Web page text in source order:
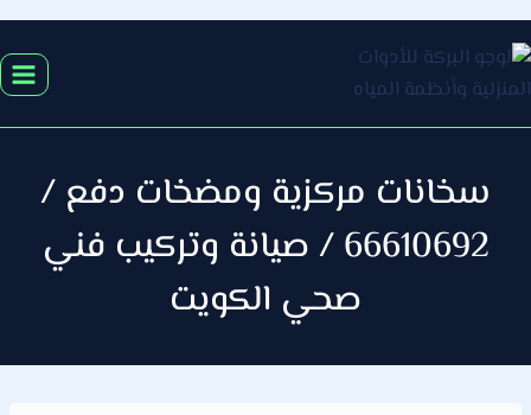
التجاوز
إلى
المحتوى
سخانات مركزية ومضخات دفع /
66610692 / صيانة وتركيب فني
صحي الكويت